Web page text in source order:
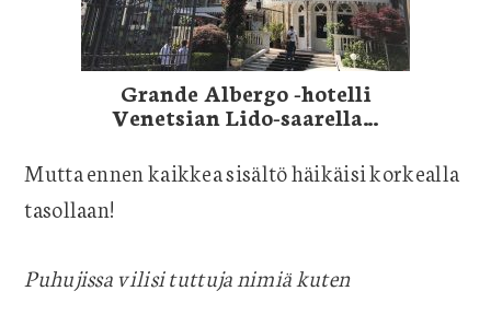
Grande Albergo -hotelli
Venetsian Lido-saarella…
Mutta ennen kaikkea sisältö häikäisi korkealla
tasollaan!
Puhujissa vilisi tuttuja nimiä kuten